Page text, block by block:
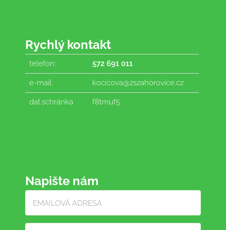
Rychlý kontakt
telefon: 572 691 011
e-mail: kocicova@zszahorovice.cz
dat.schránka f8tmuf5
Napište nám